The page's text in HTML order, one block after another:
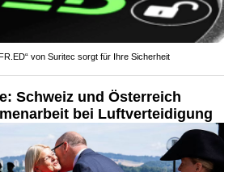
von Suritec sorgt für Ihre Sicherheit
Schweiz und Österreich
bei Luftverteidigung